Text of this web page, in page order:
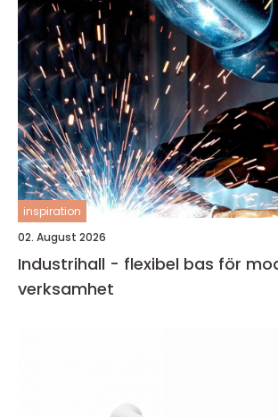
inspiration
02. August 2026
Industrihall - flexibel bas för
verksamhet